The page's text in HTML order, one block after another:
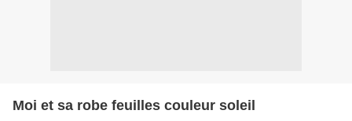
Moi et sa robe feuilles couleur soleil